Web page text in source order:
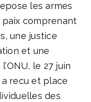
les armes
paix comprenant
une justice
et une
le 27 juin
a recu et place
des